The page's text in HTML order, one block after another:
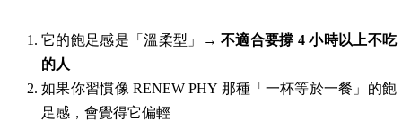
它的飽足感是「溫柔型」→ 不適合要撐 4 小時以上不吃
的人
如果你習慣像 RENEW PHY 那種「一杯等於一餐」的飽
足感，會覺得它偏輕